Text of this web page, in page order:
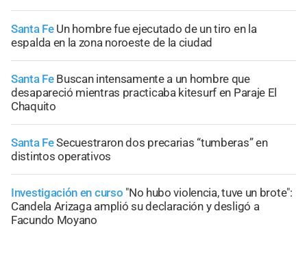
Santa Fe Un hombre fue ejecutado de un tiro en la
espalda en la zona noroeste de la ciudad
Santa Fe Buscan intensamente a un hombre que
desapareció mientras practicaba kitesurf en Paraje El
Chaquito
Santa FeSecuestraron dos precarias “tumberas” en
distintos operativos
Investigación en curso "No hubo violencia, tuve un brote":
Candela Arizaga amplió su declaración y desligó a
Facundo Moyano